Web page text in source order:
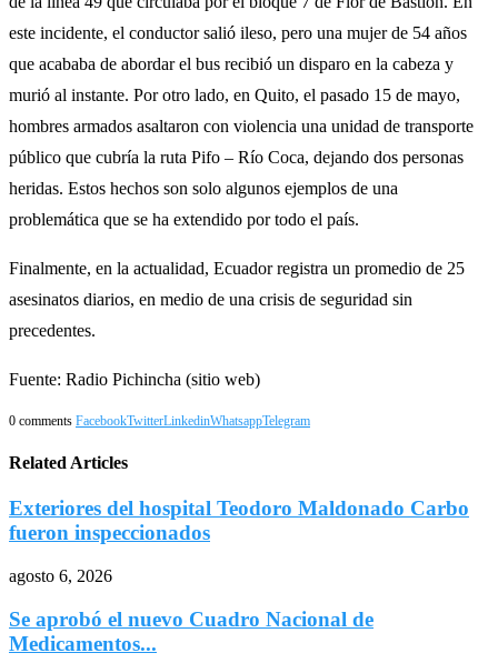
este incidente, el conductor salió ileso, pero una mujer de 54 años
que acababa de abordar el bus recibió un disparo en la cabeza y
murió al instante. Por otro lado, en Quito, el pasado 15 de mayo,
hombres armados asaltaron con violencia una unidad de transporte
público que cubría la ruta Pifo – Río Coca, dejando dos personas
heridas. Estos hechos son solo algunos ejemplos de una
problemática que se ha extendido por todo el país.
Finalmente, en la actualidad, Ecuador registra un promedio de 25
asesinatos diarios, en medio de una crisis de seguridad sin
precedentes.
Fuente: Radio Pichincha (sitio web)
0 comments FacebookTwitterLinkedinWhatsappTelegram
Related Articles
Exteriores del hospital Teodoro Maldonado Carbo
fueron inspeccionados
agosto 6, 2026
Se aprobó el nuevo Cuadro Nacional de
Medicamentos...